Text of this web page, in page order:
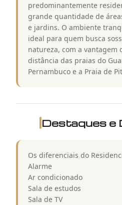
predominantemente
grande quantidade de
e jardins. O ambiente
ideal para quem busca
natureza, com a vantagem
distância das praias do
Pernambuco e a Praia de
Destaques e
Os diferenciais do
Alarme
Ar condicionado
Sala de estudos
Sala de TV